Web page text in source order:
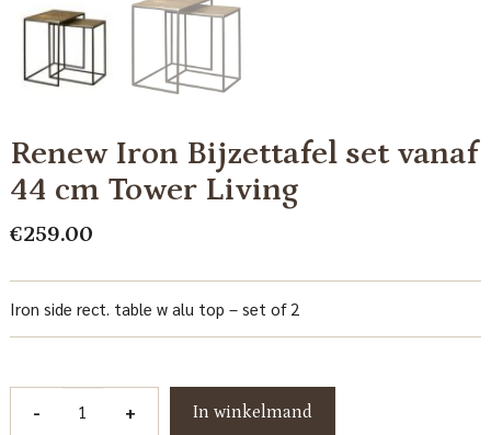
Renew Iron Bijzettafel set vanaf
44 cm Tower Living
€259.00
Iron side rect. table w alu top – set of 2
- + In winkelmand